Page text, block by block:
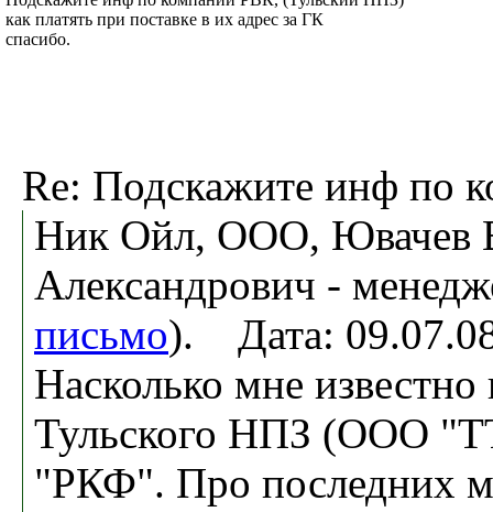
как платять при поставке в их адрес за ГК
спасибо.
Re: Подскажите инф по
Ник Ойл, ООО, Ювачев
Александрович -
письмо). Дата:
Насколько мне известно
Тульского НПЗ (ООО
"РКФ". Про последних